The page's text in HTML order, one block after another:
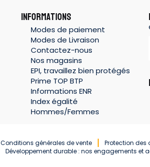
INFORMATIONS
Modes de paiement
Modes de Livraison
Contactez-nous
Nos magasins
EPI, travaillez bien protégés
Prime TOP BTP
Informations ENR
Index égalité
Hommes/Femmes
Conditions générales de vente Protection des
Développement durable : nos engagements et